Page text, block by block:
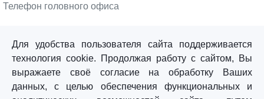
Телефон головного офиса
Для удобства пользователя сайта поддерживается
технология cookie. Продолжая работу с сайтом, Вы
выражаете своё согласие на обработку Ваших
данных, с целью обеспечения функциональных и